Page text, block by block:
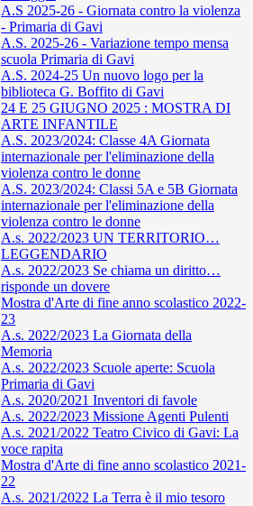
A.S 2025-26 - Giornata contro la violenza
- Primaria di Gavi
A.S. 2025-26 - Variazione tempo mensa
scuola Primaria di Gavi
A.S. 2024-25 Un nuovo logo per la
biblioteca G. Boffito di Gavi
24 E 25 GIUGNO 2025 : MOSTRA DI
ARTE INFANTILE
A.S. 2023/2024: Classe 4A Giornata
internazionale per l'eliminazione della
violenza contro le donne
A.S. 2023/2024: Classi 5A e 5B Giornata
internazionale per l'eliminazione della
violenza contro le donne
A.s. 2022/2023 UN TERRITORIO…
LEGGENDARIO
A.s. 2022/2023 Se chiama un diritto…
risponde un dovere
Mostra d'Arte di fine anno scolastico 2022-
23
A.s. 2022/2023 La Giornata della
Memoria
A.s. 2022/2023 Scuole aperte: Scuola
Primaria di Gavi
A.s. 2020/2021 Inventori di favole
A.s. 2022/2023 Missione Agenti Pulenti
A.s. 2021/2022 Teatro Civico di Gavi: La
voce rapita
Mostra d'Arte di fine anno scolastico 2021-
22
A.s. 2021/2022 La Terra è il mio tesoro